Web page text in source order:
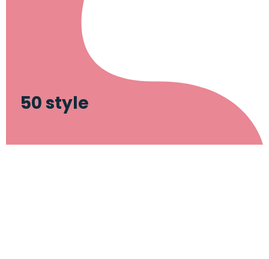
50 style